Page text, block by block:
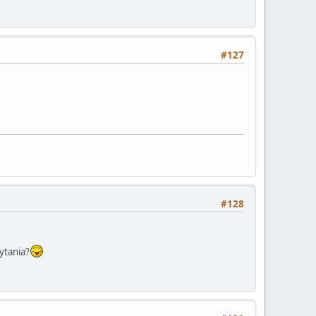
#127
#128